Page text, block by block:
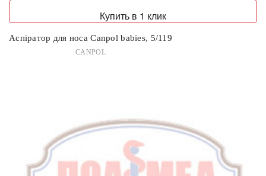
Купить в 1 клик
Аспіратор для носа Canpol babies, 5/119
CANPOL